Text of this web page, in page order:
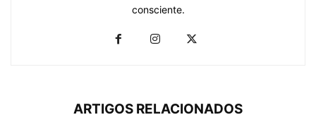
consciente.
ARTIGOS RELACIONADOS